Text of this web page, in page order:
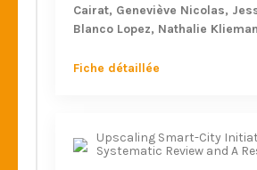
Cairat Geneviève Nicolas
Blanco Lopez Nathalie
Jacobs Aline Al Nahas
Konstantinos K. Tsilidis Alicia
Christina M Lill
Valeria Pala
Fiche détaillée
Upscaling Smart-City
Systematic Review and A